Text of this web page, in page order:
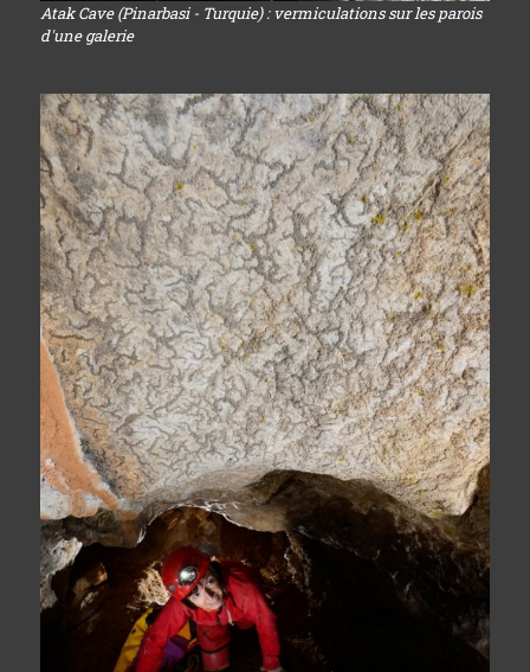
Atak Cave (Pinarbasi - Turquie) : vermiculations sur les parois
d'une galerie